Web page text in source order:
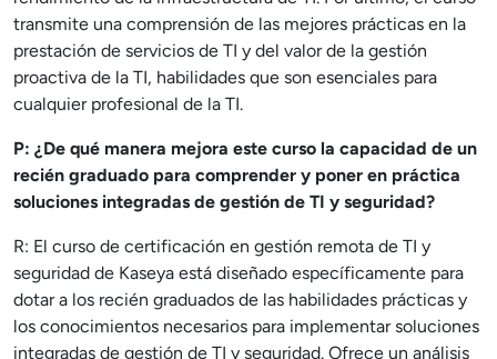
transmite una comprensión de las mejores prácticas en la
prestación de servicios de TI y del valor de la gestión
proactiva de la TI, habilidades que son esenciales para
cualquier profesional de la TI.
P: ¿De qué manera mejora este curso la capacidad de un
recién graduado para comprender y poner en práctica
soluciones integradas de gestión de TI y seguridad?
R: El curso de certificación en gestión remota de TI y
seguridad de Kaseya está diseñado específicamente para
dotar a los recién graduados de las habilidades prácticas y
los conocimientos necesarios para implementar soluciones
integradas de gestión de TI y seguridad. Ofrece un análisis